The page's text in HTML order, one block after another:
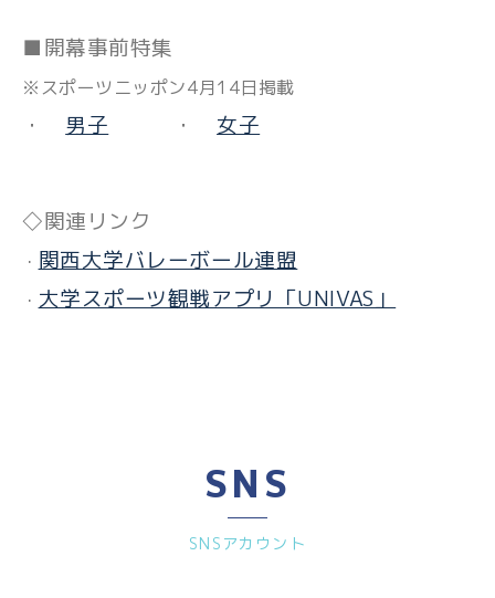
■開幕事前特集
※スポーツニッポン4月14日掲載
・ 男子 ・ 女子
◇関連リンク
・ 関西大学バレーボール連盟
・ 大学スポーツ観戦アプリ「UNIVAS」
SNS
SNSアカウント